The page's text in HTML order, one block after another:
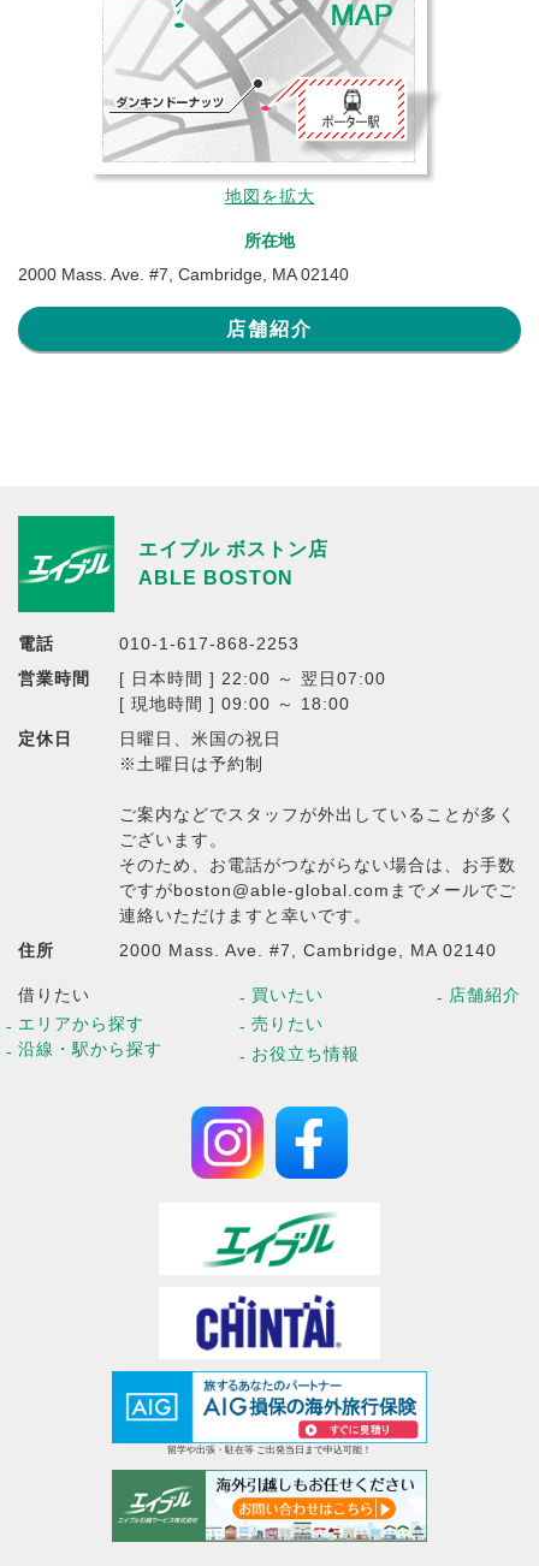
地図を拡大
所在地
2000 Mass. Ave. #7, Cambridge, MA 02140
店舗紹介
エイブル ボストン店
ABLE BOSTON
電話
010-1-617-868-2253
営業時間
[ 日本時間 ] 22:00 ～ 翌日07:00
[ 現地時間 ] 09:00 ～ 18:00
定休日
日曜日、米国の祝日
※土曜日は予約制
ご案内などでスタッフが外出していることが多く
ございます。
そのため、お電話がつながらない場合は、お手数
ですがboston@able-global.comまでメールでご
連絡いただけますと幸いです。
住所
2000 Mass. Ave. #7, Cambridge, MA 02140
借りたい
エリアから探す
沿線・駅から探す
買いたい
売りたい
お役立ち情報
店舗紹介
留学や出張・駐在等 ご出発当日まで申込可能！